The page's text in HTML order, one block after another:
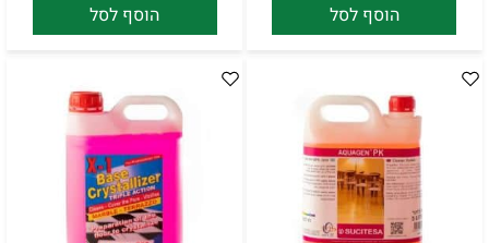
הוסף לסל
הוסף לסל